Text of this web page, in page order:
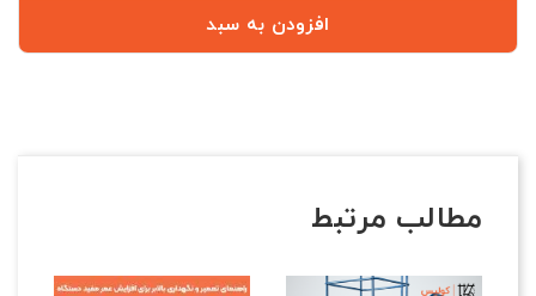
افزودن به سبد
مطالب مرتبط